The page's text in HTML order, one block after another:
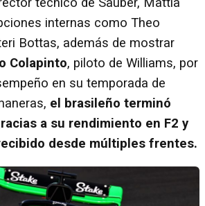
internas como Theo
Bottas, además de mostrar
Colapinto, piloto de Williams, por
en su temporada de
el brasileño terminó
a su rendimiento en F2 y
desde múltiples frentes.